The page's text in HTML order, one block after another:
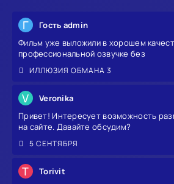
Г Гость admin
Фильм уже выложили в хорошем
профессиональной озвучке без
ИЛЛЮЗИЯ ОБМАНА 3
V Veronika
Привет! Интересует возможность
на сайте. Давайте обсудим?
5 СЕНТЯБРЯ
T Torivit